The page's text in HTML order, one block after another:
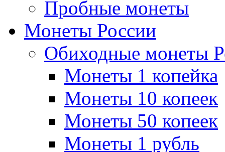
Пробные монеты
Монеты России
Обиходные монеты
Монеты 1 копейка
Монеты 10 копеек
Монеты 50 копеек
Монеты 1 рубль